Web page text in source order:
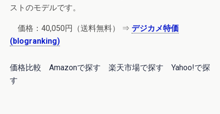
ストのモデルです。
価格： 40,050円 （送料無料） ⇒ デジカメ特価
(blogranking)
価格比較 Amazonで探す 楽天市場で探す
Yahoo!で探
す